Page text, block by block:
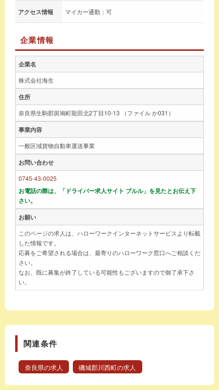
アクセス情報 マイカー通勤：可
企業情報
企業名
株式会社海生
住所
奈良県生駒郡斑鳩町龍田北2丁目10-13 （ファイル か031）
事業内容
一般区域貨物自動車運送事業
お問い合わせ
0745-43-0025
お電話の際は、「ドライバー求人サイト ブルル」を見たとお伝え下
さい。
お願い
このページの求人は、ハローワークインターネットサービスより転載
した情報です。
応募をご希望される場合は、最寄りのハローワーク窓口へご相談くだ
さい。
なお、既に募集が終了している可能性もございますので御了承下さ
い。
関連条件
奈良県の求人 磯城郡川西町の求人